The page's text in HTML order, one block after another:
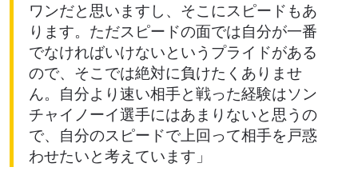
ワンだと思いますし、そこにスピードもあ
ります。ただスピードの面では自分が一番
でなければいけないというプライドがある
ので、そこでは絶対に負けたくありませ
ん。自分より速い相手と戦った経験はソン
チャイノーイ選手にはあまりないと思うの
で、自分のスピードで上回って相手を戸惑
わせたいと考えています」